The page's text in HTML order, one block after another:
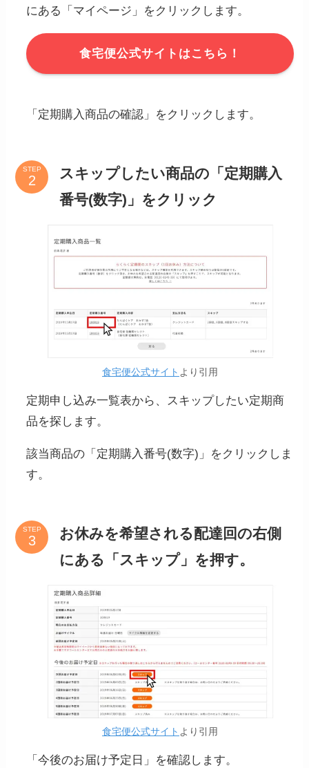
にある「マイページ」をクリックします。
食宅便公式サイトはこちら！
「定期購入商品の確認」をクリックします。
STEP
スキップしたい商品の「定期購入
番号(数字)」をクリック
食宅便公式サイト より引用
定期申し込み一覧表から、スキップしたい定期商
品を探します。
該当商品の「定期購入番号(数字)」をクリックしま
す。
STEP
お休みを希望される配達回の右側
にある「スキップ」を押す。
食宅便公式サイト より引用
「今後のお届け予定日」を確認します。